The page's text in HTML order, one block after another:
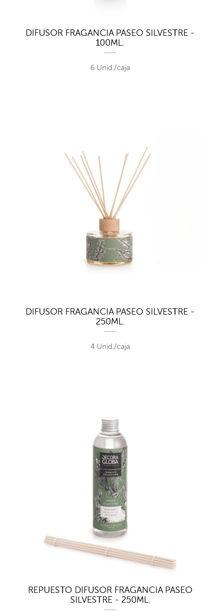
DIFUSOR FRAGANCIA PASEO SILVESTRE -
100ML.
6 Unid./caja
DIFUSOR FRAGANCIA PASEO SILVESTRE -
250ML.
4 Unid./caja
REPUESTO DIFUSOR FRAGANCIA PASEO
SILVESTRE - 250ML.